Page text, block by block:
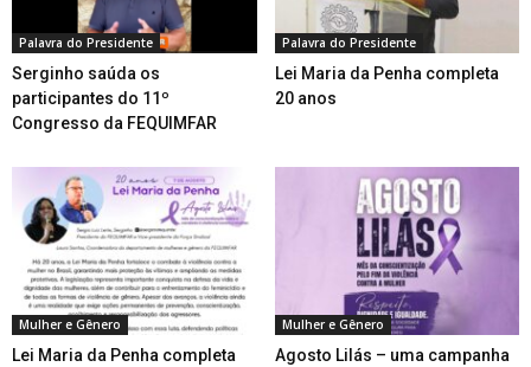
Palavra do Presidente
Serginho saúda os
participantes do 11º
Congresso da FEQUIMFAR
Palavra do Presidente
Lei Maria da Penha completa
20 anos
Mulher e Gênero
Lei Maria da Penha completa
Mulher e Gênero
Agosto Lilás – uma campanha